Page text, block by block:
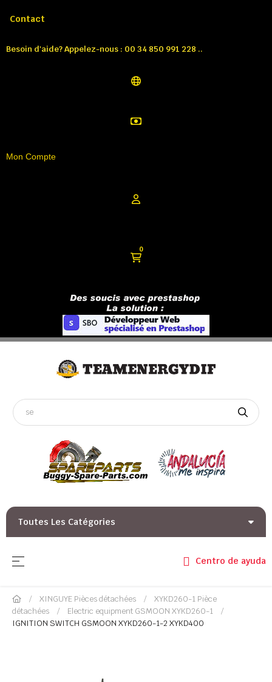
Contact
Besoin d'aide? Appelez-nous : 00 34 850 991 228 ..
Mon Compte
0
Toutes Les Catégories
Basculer la navigation
☰ Centro de ayuda
XINGUYE Pièces détachées
XYKD260-1 Pièce
détachées
Electric equipment GSMOON XYKD260-1
IGNITION SWITCH GSMOON XYKD260-1-2 XYKD400